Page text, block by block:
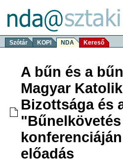
Szótár KOPI NDA Kereső
A bűn és a
Magyar
Bizottsága és
előadás